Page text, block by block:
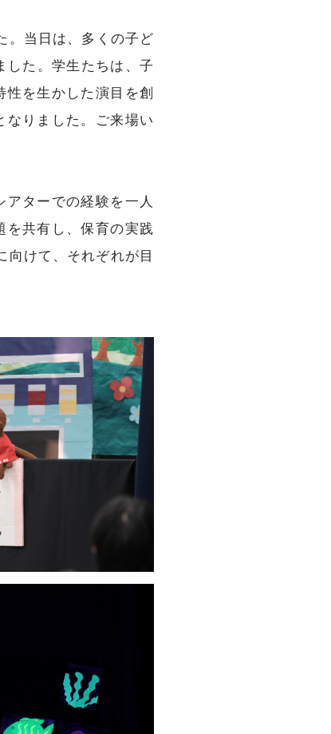
。当日は、多くの子ど
した。学生たちは、子
を生かした演目を創
なりました。ご来場い
ターでの経験を一人
を共有し、保育の実践
向けて、それぞれが目